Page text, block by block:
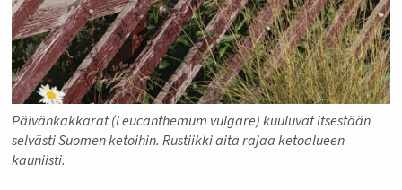
Päivänkakkarat (Leucanthemum vulgare) kuuluvat itsestään
selvästi Suomen ketoihin. Rustiikki aita rajaa ketoalueen
kauniisti.